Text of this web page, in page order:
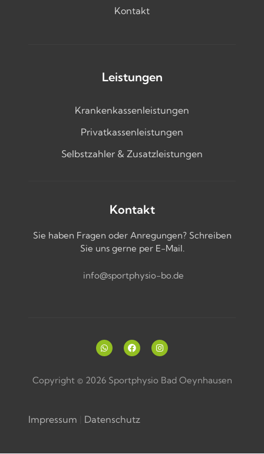
Kontakt
Leistungen
Krankenkassenleistungen
Privatkassenleistungen
Selbstzahler & Zusatzleistungen
Kontakt
Sie haben Fragen oder Anregungen? Schreiben
Sie uns gerne per E-Mail.
info@sportphysio-bo.de
Copyright © 2026 Sportphysio Bad Oeynhausen
Impressum Datenschutz